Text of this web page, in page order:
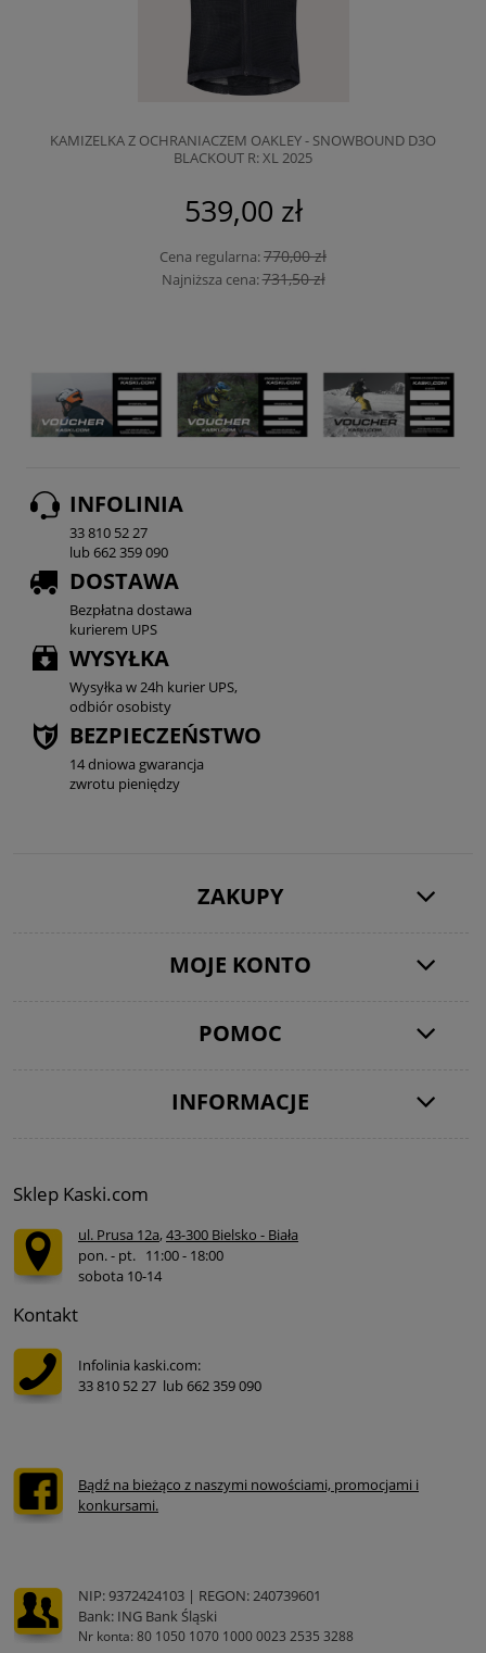
KAMIZELKA Z OCHRANIACZEM OAKLEY - SNOWBOUND D3O
BLACKOUT R: XL 2025
539,00 zł
Cena regularna:770,00 zł
Najniższa cena:731,50 zł
INFOLINIA
33 810 52 27
lub 662 359 090
DOSTAWA
Bezpłatna dostawa
kurierem UPS
WYSYŁKA
Wysyłka w 24h kurier UPS,
odbiór osobisty
BEZPIECZEŃSTWO
14 dniowa gwarancja
zwrotu pieniędzy
ZAKUPY
MOJE KONTO
POMOC
INFORMACJE
Sklep Kaski.com
ul. Prusa 12a, 43-300 Bielsko - Biała
pon. - pt. 11:00 - 18:00
sobota 10-14
Kontakt
Infolinia kaski.com:
33 810 52 27 lub 662 359 090
Bądź na bieżąco z naszymi nowościami, promocjami i
konkursami.
NIP: 9372424103 | REGON: 240739601
Bank: ING Bank Śląski
Nr konta: 80 1050 1070 1000 0023 2535 3288